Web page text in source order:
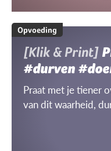
Opvoeding
[Klik & Print]
#durven
Praat met je tiener
van dit waarheid,